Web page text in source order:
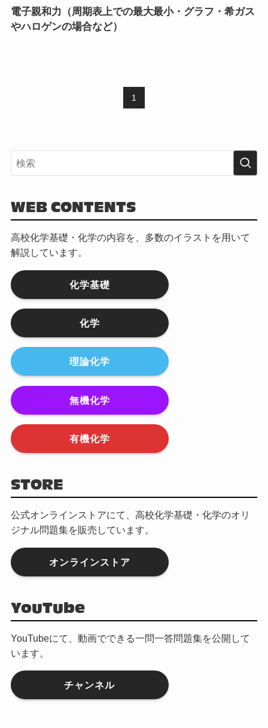
電子親和力（周期表上での最大最小・グラフ・希ガス
やハロゲンの場合など）
1
WEB CONTENTS
高校化学基礎・化学の内容を、多数のイラストを用いて
解説しています。
化学基礎
化学
理論化学
無機化学
有機化学
STORE
公式オンラインストアにて、高校化学基礎・化学のオリ
ジナル問題集を販売しています。
オンラインストア
YouTube
YouTubeにて、動画でできる一問一答問題集を公開して
います。
チャンネル